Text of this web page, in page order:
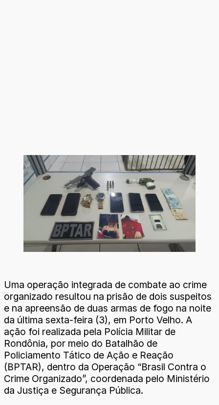
Uma operação integrada de combate ao crime
organizado resultou na prisão de dois suspeitos
e na apreensão de duas armas de fogo na noite
da última sexta-feira (3), em Porto Velho. A
ação foi realizada pela Polícia Militar de
Rondônia, por meio do Batalhão de
Policiamento Tático de Ação e Reação
(BPTAR), dentro da Operação “Brasil Contra o
Crime Organizado”, coordenada pelo Ministério
da Justiça e Segurança Pública.